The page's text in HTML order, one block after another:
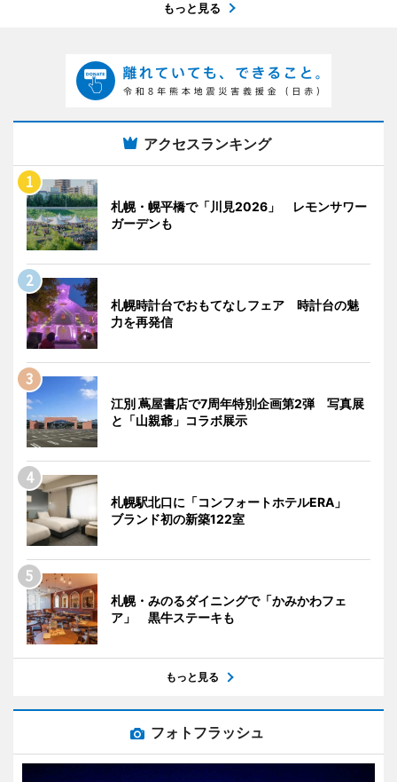
もっと見る
アクセスランキング
札幌・幌平橋で「川見2026」 レモンサワー
ガーデンも
札幌時計台でおもてなしフェア 時計台の魅
力を再発信
江別 蔦屋書店で7周年特別企画第2弾 写真展
と「山親爺」コラボ展示
札幌駅北口に「コンフォートホテルERA」
ブランド初の新築122室
札幌・みのるダイニングで「かみかわフェ
ア」 黒牛ステーキも
もっと見る
フォトフラッシュ